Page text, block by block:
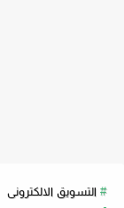
التسويق الالكترونى